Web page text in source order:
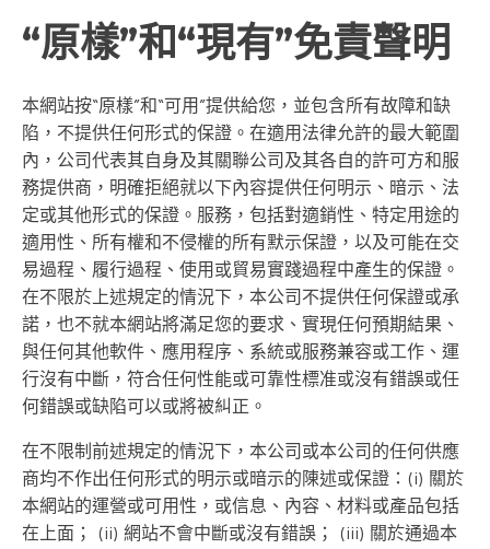
“原樣”和“現有”免責聲明
本網站按“原樣”和“可用”提供給您，並包含所有故障和缺
陷，不提供任何形式的保證。在適用法律允許的最大範圍
內，公司代表其自身及其關聯公司及其各自的許可方和服
務提供商，明確拒絕就以下內容提供任何明示、暗示、法
定或其他形式的保證。服務，包括對適銷性、特定用途的
適用性、所有權和不侵權的所有默示保證，以及可能在交
易過程、履行過程、使用或貿易實踐過程中產生的保證。
在不限於上述規定的情況下，本公司不提供任何保證或承
諾，也不就本網站將滿足您的要求、實現任何預期結果、
與任何其他軟件、應用程序、系統或服務兼容或工作、運
行沒有中斷，符合任何性能或可靠性標准或沒有錯誤或任
何錯誤或缺陷可以或將被糾正。
在不限制前述規定的情況下，本公司或本公司的任何供應
商均不作出任何形式的明示或暗示的陳述或保證：(i) 關於
本網站的運營或可用性，或信息、內容、材料或產品包括
在上面； (ii) 網站不會中斷或沒有錯誤； (iii) 關於通過本